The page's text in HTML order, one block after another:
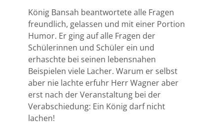
König Bansah beantwortete alle Fragen
freundlich, gelassen und mit einer Portion
Humor. Er ging auf alle Fragen der
Schülerinnen und Schüler ein und
erhaschte bei seinen lebensnahen
Beispielen viele Lacher. Warum er selbst
aber nie lachte erfuhr Herr Wagner aber
erst nach der Veranstaltung bei der
Verabschiedung: Ein König darf nicht
lachen!